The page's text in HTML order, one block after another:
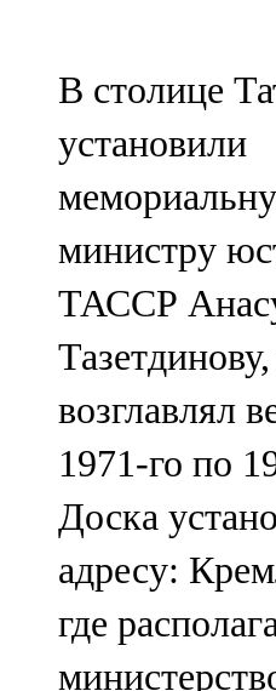
Минзәлә
107,3 FM
Мөслим
100,0 FM
Нурлат
104,7 FM
Олы Әтнә
71,42 FM
Сарман
107,8 FM
Теләче
В столице
установили
министру
ТАССР
возглавлял
1971-го по
Доска
адресу:
где